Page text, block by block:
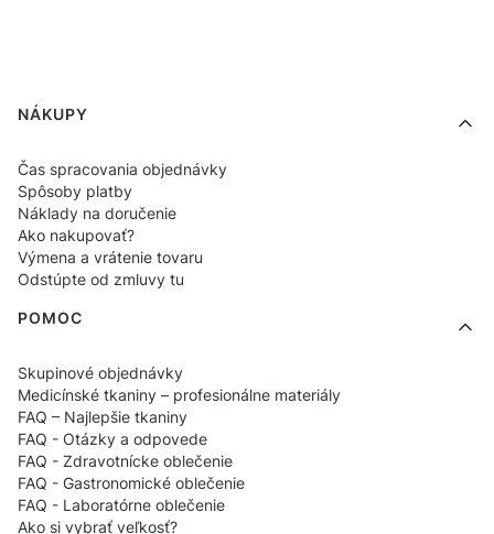
Ponuka v pätičke
NÁKUPY
Čas spracovania objednávky
Spôsoby platby
Náklady na doručenie
Ako nakupovať?
Výmena a vrátenie tovaru
Odstúpte od zmluvy tu
POMOC
Skupinové objednávky
Medicínské tkaniny – profesionálne materiály
FAQ – Najlepšie tkaniny
FAQ - Otázky a odpovede
FAQ - Zdravotnícke oblečenie
FAQ - Gastronomické oblečenie
FAQ - Laboratórne oblečenie
Ako si vybrať veľkosť?